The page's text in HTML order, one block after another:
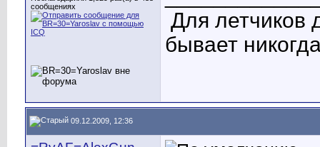
сообщениях
Для летчиков
бывает
09.12.2009, 12:36